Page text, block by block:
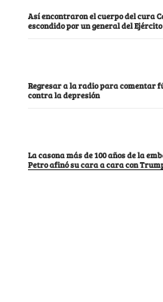
Así encontraron el cuerpo del cura
escondido por un general del Ejército
Regresar a la radio para comentar
contra la depresión
La casona más de 100 años de la
Petro afinó su cara a cara con